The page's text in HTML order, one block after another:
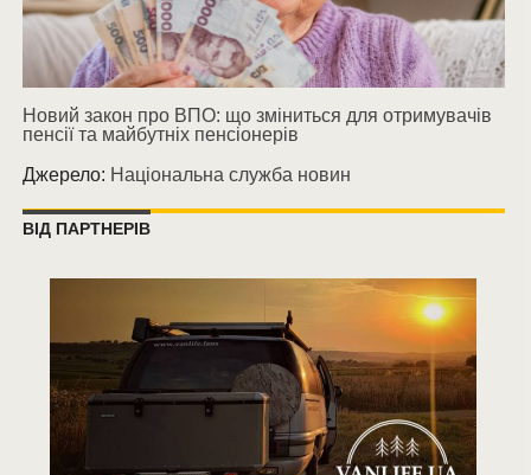
Новий закон про ВПО: що зміниться для отримувачів
пенсії та майбутніх пенсіонерів
Джерело: Національна служба новин
ВІД ПАРТНЕРІВ